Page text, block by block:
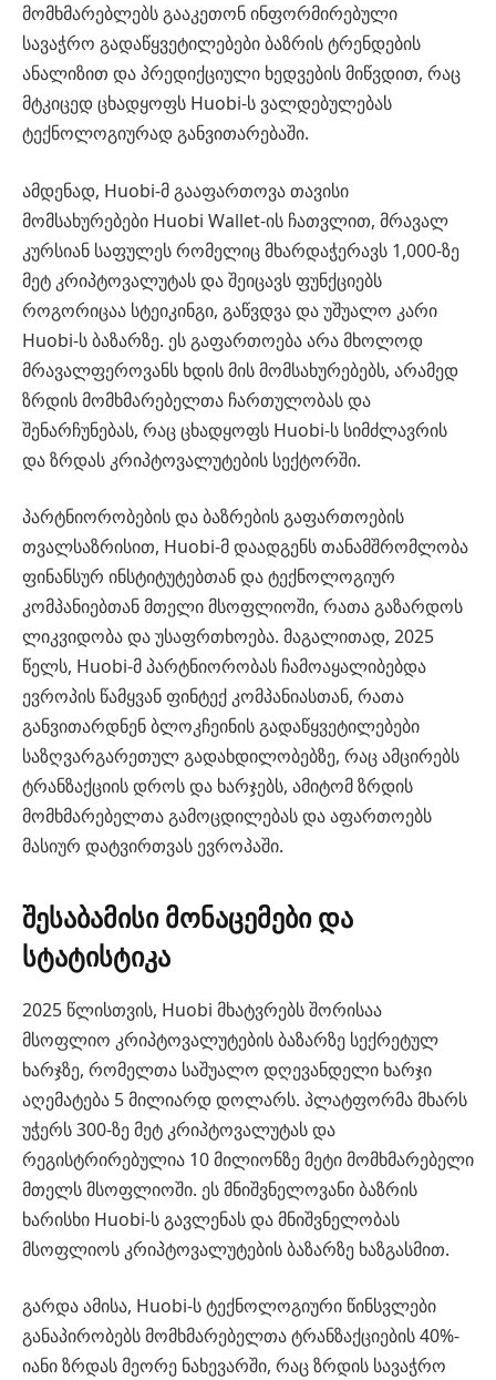
მომხმარებლებს გააკეთონ ინფორმირებული
სავაჭრო გადაწყვეტილებები ბაზრის ტრენდების
ანალიზით და პრედიქციული ხედვების მიწვდით, რაც
მტკიცედ ცხადყოფს Huobi-ს ვალდებულებას
ტექნოლოგიურად განვითარებაში.
ამდენად, Huobi-მ გააფართოვა თავისი
მომსახურებები Huobi Wallet-ის ჩათვლით, მრავალ
კურსიან საფულეს რომელიც მხარდაჭერავს 1,000-ზე
მეტ კრიპტოვალუტას და შეიცავს ფუნქციებს
როგორიცაა სტეიკინგი, გაწვდვა და უშუალო კარი
Huobi-ს ბაზარზე. ეს გაფართოება არა მხოლოდ
მრავალფეროვანს ხდის მის მომსახურებებს, არამედ
ზრდის მომხმარებელთა ჩართულობას და
შენარჩუნებას, რაც ცხადყოფს Huobi-ს სიმძლავრის
და ზრდას კრიპტოვალუტების სექტორში.
პარტნიორობების და ბაზრების გაფართოების
თვალსაზრისით, Huobi-მ დაადგენს თანამშრომლობა
ფინანსურ ინსტიტუტებთან და ტექნოლოგიურ
კომპანიებთან მთელი მსოფლიოში, რათა გაზარდოს
ლიკვიდობა და უსაფრთხოება. მაგალითად, 2025
წელს, Huobi-მ პარტნიორობას ჩამოაყალიბებდა
ევროპის წამყვან ფინტექ კომპანიასთან, რათა
განვითარდნენ ბლოკჩეინის გადაწყვეტილებები
საზღვარგარეთულ გადახდილობებზე, რაც ამცირებს
ტრანზაქციის დროს და ხარჯებს, ამიტომ ზრდის
მომხმარებელთა გამოცდილებას და აფართოებს
მასიურ დატვირთვას ევროპაში.
შესაბამისი მონაცემები და
სტატისტიკა
2025 წლისთვის, Huobi მხატვრებს შორისაა
მსოფლიო კრიპტოვალუტების ბაზარზე სექრეტულ
ხარჯზე, რომელთა საშუალო დღევანდელი ხარჯი
აღემატება 5 მილიარდ დოლარს. პლატფორმა მხარს
უჭერს 300-ზე მეტ კრიპტოვალუტას და
რეგისტრირებულია 10 მილიონზე მეტი მომხმარებელი
მთელს მსოფლიოში. ეს მნიშვნელოვანი ბაზრის
ხარისხი Huobi-ს გავლენას და მნიშვნელობას
მსოფლიოს კრიპტოვალუტების ბაზარზე ხაზგასმით.
გარდა ამისა, Huobi-ს ტექნოლოგიური წინსვლები
განაპირობებს მომხმარებელთა ტრანზაქციების 40%-
იანი ზრდას მეორე ნახევარში, რაც ზრდის სავაჭრო